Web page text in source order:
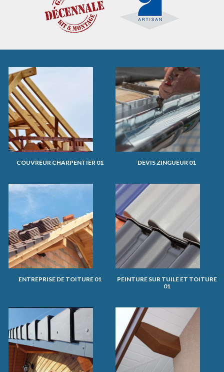
COUVREUR CHARPENTIER 01 DEVIS ZINGUEUR 01
ENTREPRISE DE TOITURE 01
PEINTURE SUR TUILE ET TOITURE
01